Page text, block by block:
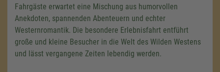
Fahrgäste erwartet eine Mischung aus humorvollen
Anekdoten, spannenden Abenteuern und echter
Westernromantik. Die besondere Erlebnisfahrt entführt
große und kleine Besucher in die Welt des Wilden Westens
und lässt vergangene Zeiten lebendig werden.